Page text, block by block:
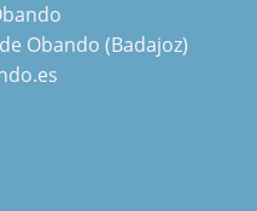
Obando (Badajoz)